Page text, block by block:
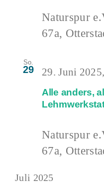
Naturspur
67a,
So.
29
Alle anders,
29. Juni
Naturspur
67a,
Juli 2025